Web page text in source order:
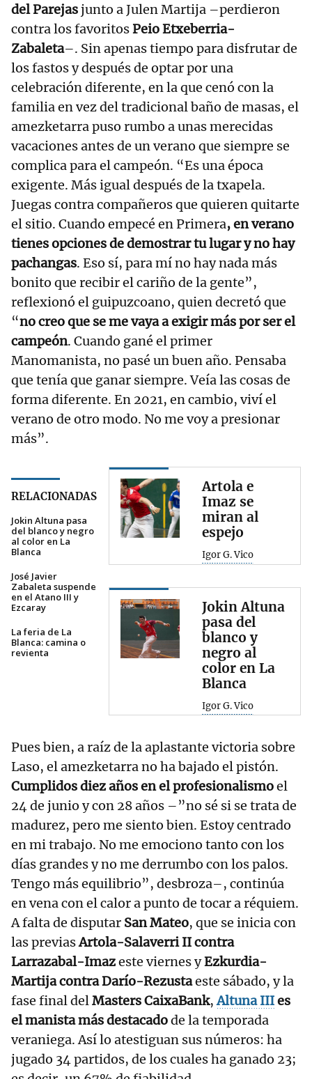
del Parejasjunto a Julen Martija –perdieron
contra los favoritosPeio Etxeberria-
Zabaleta–. Sin apenas tiempo para disfrutar de
los fastos y después de optar por una
celebración diferente, en la que cenó con la
familia en vez del tradicional baño de masas, el
amezketarra puso rumbo a unas merecidas
vacaciones antes de un verano que siempre se
complica para el campeón. “Es una época
exigente. Más igual después de la txapela.
Juegas contra compañeros que quieren quitarte
el sitio. Cuando empecé en Primera, en verano
tienes opciones de demostrar tu lugar y no hay
pachangas. Eso sí, para mí no hay nada más
bonito que recibir el cariño de la gente”,
reflexionó el guipuzcoano, quien decretó que
“no creo que se me vaya a exigir más por ser el
campeón. Cuando gané el primer
Manomanista, no pasé un buen año. Pensaba
que tenía que ganar siempre. Veía las cosas de
forma diferente. En 2021, en cambio, viví el
verano de otro modo. No me voy a presionar
más”.
RELACIONADAS
Jokin Altuna pasa
del blanco y negro
al color en La
Blanca
José Javier
Zabaleta suspende
en el Atano III y
Ezcaray
La feria de La
Blanca: camina o
revienta
Artola e
Imaz se
miran al
espejo
Igor G. Vico
Jokin Altuna
pasa del
blanco y
negro al
color en La
Blanca
Igor G. Vico
Pues bien, a raíz de la aplastante victoria sobre
Laso, el amezketarra no ha bajado el pistón.
Cumplidos diez años en el profesionalismoel
24 de junio y con 28 años –”no sé si se trata de
madurez, pero me siento bien. Estoy centrado
en mi trabajo. No me emociono tanto con los
días grandes y no me derrumbo con los palos.
Tengo más equilibrio”, desbroza–, continúa
en vena con el calor a punto de tocar a réquiem.
A falta de disputar San Mateo, que se inicia con
las previasArtola-Salaverri II contra
Larrazabal-Imazeste viernes yEzkurdia-
Martija contra Darío-Rezustaeste sábado, y la
fase final delMasters CaixaBank,Altuna IIIes
el manista más destacadode la temporada
veraniega. Así lo atestiguan sus números: ha
jugado 34 partidos, de los cuales ha ganado 23;